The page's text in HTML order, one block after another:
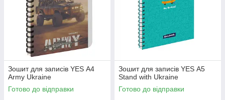
Зошит для записів YES А4
Army Ukraine
Готово до відправки
Зошит для записів YES А5
Stand with Ukraine
Готово до відправки